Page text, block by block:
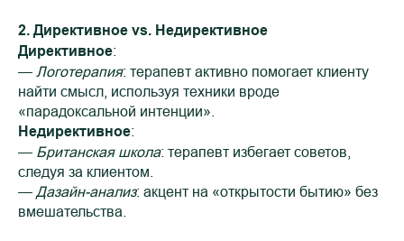
2. Директивное vs. Недирективное
Директивное:
— Логотерапия: терапевт активно помогает клиенту
найти смысл, используя техники вроде
«парадоксальной интенции».
Недирективное:
— Британская школа: терапевт избегает советов,
следуя за клиентом.
— Дазайн-анализ: акцент на «открытости бытию» без
вмешательства.